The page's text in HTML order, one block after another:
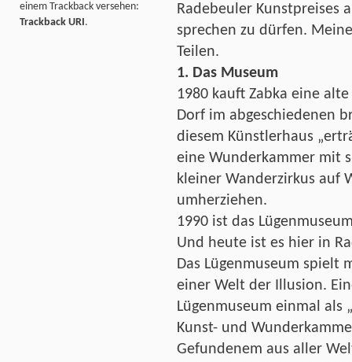
Radebeuler Kunstpreises
sprechen zu dürfen.
Teilen.
1. Das Museum
1980 kauft Zabka eine
Dorf im abgeschiedenen
diesem Künstlerhaus
eine Wunderkammer mit
kleiner Wanderzirkus auf
umherziehen.
1990 ist das
Und heute ist es hier in
Das Lügenmuseum spielt
einer Welt der Illusion.
Lügenmuseum einmal als
Kunst- und
Gefundenem aus aller
einem Trackback versehen:
Trackback URI.